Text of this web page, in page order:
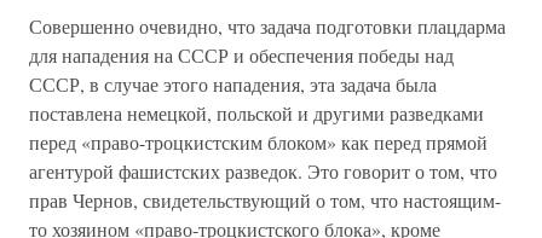
Совершенно очевидно, что задача подготовки плацдарма
для нападения на СССР и обеспечения победы над
СССР, в случае этого нападения, эта задача была
поставлена немецкой, польской и другими разведками
перед «право-троцкистским блоком» как перед прямой
агентурой фашистских разведок. Это говорит о том, что
прав Чернов, свидетельствующий о том, что настоящим-
то хозяином «право-троцкистского блока», кроме